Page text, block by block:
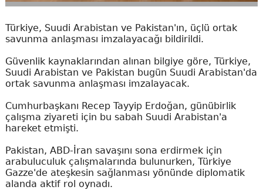
Türkiye, Suudi Arabistan ve Pakistan'ın, üçlü ortak
savunma anlaşması imzalayacağı bildirildi.
Güvenlik kaynaklarından alınan bilgiye göre, Türkiye,
Suudi Arabistan ve Pakistan bugün Suudi Arabistan'da
ortak savunma anlaşması imzalayacak.
Cumhurbaşkanı Recep Tayyip Erdoğan, günübirlik
çalışma ziyareti için bu sabah Suudi Arabistan'a
hareket etmişti.
Pakistan, ABD-İran savaşını sona erdirmek için
arabuluculuk çalışmalarında bulunurken, Türkiye
Gazze'de ateşkesin sağlanması yönünde diplomatik
alanda aktif rol oynadı.